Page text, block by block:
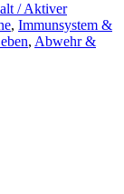
/ Aktiver
, Immunsystem &
, Abwehr &